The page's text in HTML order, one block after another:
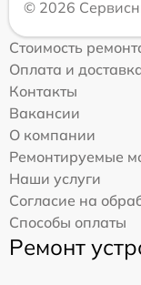
© 2026
Стоимость
Оплата и
Контакты
Вакансии
О компании
Ремонтируемые
Наши услуги
Согласие на
Способы оплаты
Ремонт